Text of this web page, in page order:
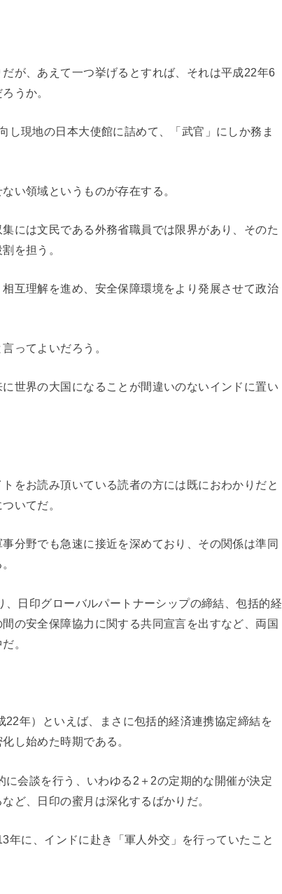
が、あえて一つ挙げるとすれば、それは平成22年6
うか。
し現地の日本大使館に詰めて、「武官」にしか務ま
い領域というものが存在する。
には文民である外務省職員では限界があり、そのた
を担う。
互理解を進め、安全保障環境をより発展させて政治
ってよいだろう。
世界の大国になることが間違いのないインドに置い
をお読み頂いている読者の方には既におわかりだと
いてだ。
分野でも急速に接近を深めており、その関係は準同
日印グローバルパートナーシップの締結、包括的経
の安全保障協力に関する共同宣言を出すなど、両国
。
年）といえば、まさに包括的経済連携協定締結を
し始めた時期である。
会談を行う、いわゆる2＋2の定期的な開催が決定
ど、日印の蜜月は深化するばかりだ。
年に、インドに赴き「軍人外交」を行っていたこと